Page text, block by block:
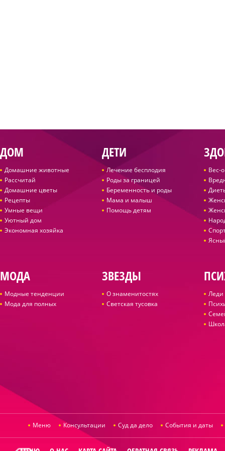
ДОМ
Домашние животные
Рассчитай
Домашние цветы
Рецепты
Умные вещи
Уютный дом
Экономная хозяйка
ДЕТИ
Лечение бесплодия
Роды за границей
Беременность и роды
Мама и малыш
Помощь детям
Вес-
МОДА
Модные тенденции
Мода для полных
ЗВЕЗДЫ
О знаменитостях
Светская тусовка
Леди
Меню Консультации Суд да дело События и даты